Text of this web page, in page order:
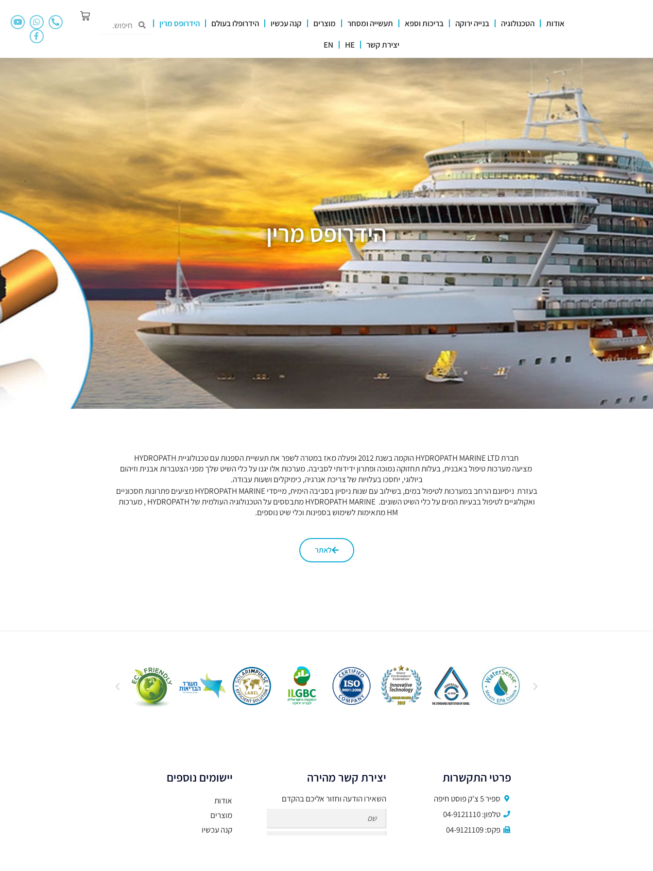
אודות הטכנולוגיה בנייה ירוקה בריכות וספא תעשייה ומסחר מוצרים קנה עכשיו הידרופלו בעולם
הידרופס מרין
יצירת קשר
HE
EN
הידרופס מרין
חברת HYDROPATH MARINE LTD הוקמה בשנת 2012 ופעלה מאז במטרה לשפר את תעשיית הספנות עם טכנולוגיית HYDROPATH
מציעה מערכות טיפול באבנית, בעלות תחזוקה נמוכה ופתרון ידידותי לסביבה. מערכות אלו יגנו על כלי השיט שלך מפני הצטברות אבנית וזיהום
ביולוגי, יחסכו בעלויות של צריכת אנרגיה, כימיקלים ושעות עבודה.
בעזרת ניסיונם הרחב במערכות לטיפול במים, בשילוב עם שנות ניסיון בסביבה הימית, מייסדי HYDROPATH MARINE מציעים פתרונות חסכוניים
ואקולוגיים לטיפול בבעיות המים על כלי השיט השונים. HYDROPATH MARINE מתבססים על הטכנולוגיה העולמית של HYDROPATH , מערכות
HM מתאימות לשימוש בספינות וכלי שיט נוספים.
לאתר
פרטי התקשרות
ספיר 5 צ'ק פוסט חיפה
טלפון: 04-9121110
פקס: 04-9121109
יצירת קשר מהירה
השאירו הודעה וחזור אליכם בהקדם
יישומים נוספים
אודות
מוצרים
קנה עכשיו